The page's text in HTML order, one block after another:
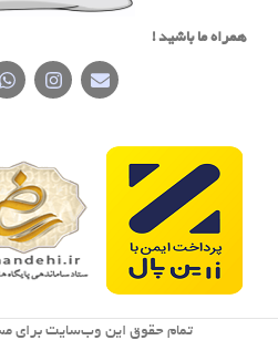
همراه ما باشید !
تمام حقوق اين وب‌سايت برای